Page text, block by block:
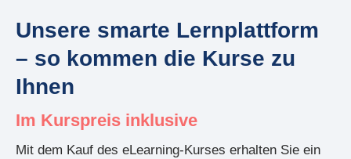
Unsere smarte Lernplattform
– so kommen die Kurse zu
Ihnen
Im Kurspreis inklusive
Mit dem Kauf des eLearning-Kurses erhalten Sie ein